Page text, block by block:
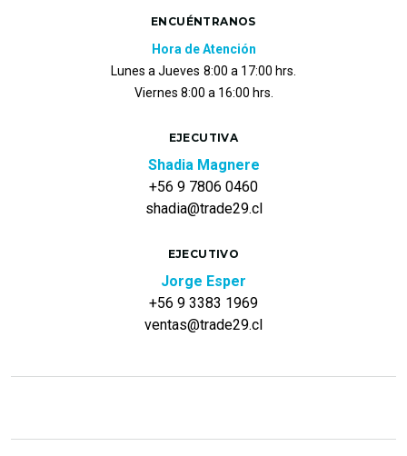
ENCUÉNTRANOS
Hora de Atención
Lunes a Jueves 8:00 a 17:00 hrs.
Viernes 8:00 a 16:00 hrs.
EJECUTIVA
Shadia Magnere
+56 9 7806 0460
shadia@trade29.cl
EJECUTIVO
Jorge Esper
+56 9 3383 1969
ventas@trade29.cl